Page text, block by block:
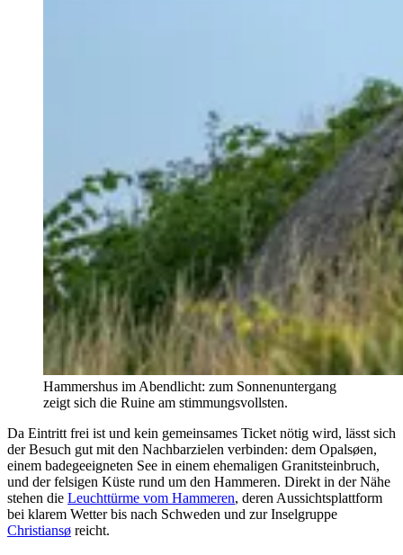
Hammershus im Abendlicht: zum Sonnenuntergang
zeigt sich die Ruine am stimmungsvollsten.
Da Eintritt frei ist und kein gemeinsames Ticket nötig wird, lässt sich
der Besuch gut mit den Nachbarzielen verbinden: dem Opalsøen,
einem badegeeigneten See in einem ehemaligen Granitsteinbruch,
und der felsigen Küste rund um den Hammeren. Direkt in der Nähe
stehen die Leuchttürme vom Hammeren, deren Aussichtsplattform
bei klarem Wetter bis nach Schweden und zur Inselgruppe
Christiansø reicht.